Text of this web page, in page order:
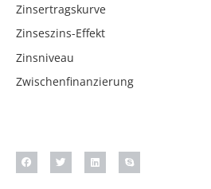
Zinsertragskurve
Zinseszins-Effekt
Zinsniveau
Zwischenfinanzierung